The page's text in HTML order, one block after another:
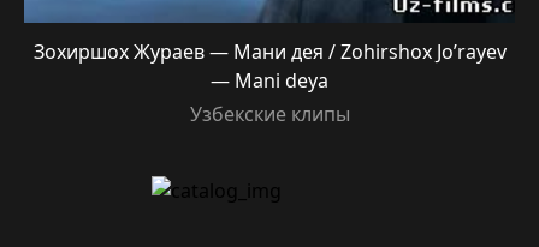
Зохиршох Жураев — Мани дея / Zohirshox Jo’rayev
— Mani deya
Узбекские клипы